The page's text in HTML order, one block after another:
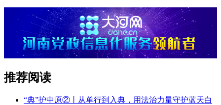
推荐阅读
“典”护中原②‌丨从单行到入典，用法治力量守护蓝天白